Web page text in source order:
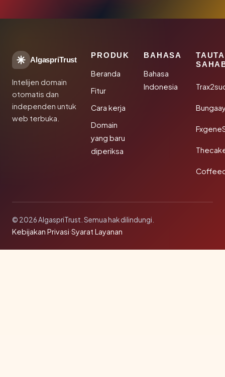
AlgaspriTrust
Intelijen domain
otomatis dan
independen untuk
web terbuka.
PRODUK
Beranda
Fitur
Cara kerja
Domain
yang baru
diperiksa
BAHASA
Bahasa
Indonesia
© 2026 AlgaspriTrust. Semua hak dilindungi.
Kebijakan Privasi·Syarat Layanan